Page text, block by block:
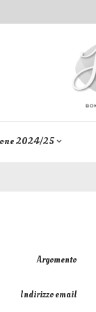
2024/25keyboard_arrow_down
Argomento
Indirizzo email